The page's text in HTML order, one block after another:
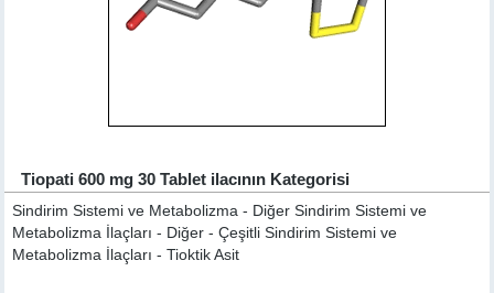
Tiopati 600 mg 30 Tablet ilacının Kategorisi
Sindirim Sistemi ve Metabolizma - Diğer Sindirim Sistemi ve
Metabolizma İlaçları - Diğer - Çeşitli Sindirim Sistemi ve
Metabolizma İlaçları - Tioktik Asit